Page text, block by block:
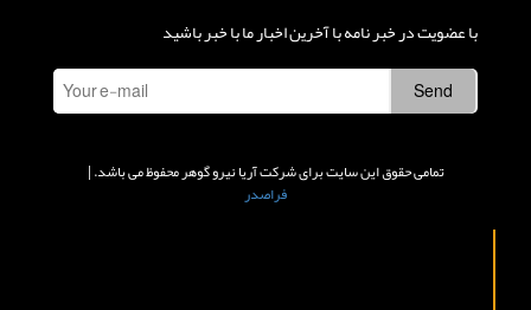
با عضویت در خبر نامه با آخرین اخبار ما با خبر باشید
تمامی حقوق این سایت برای شرکت آریا نیرو گوهر محفوظ می باشد. |
فراصدر